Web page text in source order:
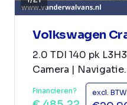
Volkswagen
2.0 TDI 140 pk
Camera |
Financieren? excl. BTW